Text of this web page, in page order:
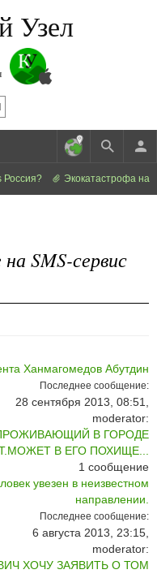
Узел
Россия? Экокатастрофа на
SMS-сервис
Ханмагомедов Абутдин
Последнее сообщение:
28 сентября 2013, 08:51,
moderator:
ПРОЖИВАЮЩИЙ В ГОРОДЕ
В ЕГО ПОХИЩЕ...
1 сообщение
увезен в неизвестном
направлении.
Последнее сообщение:
6 августа 2013, 23:15,
moderator:
ХОЧУ ЗАЯВИТЬ О ТОМ